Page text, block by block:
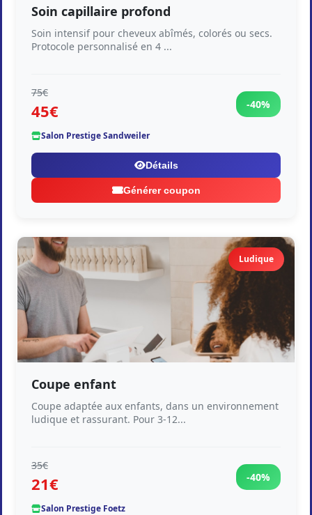
Soin capillaire profond
Soin intensif pour cheveux abîmés, colorés ou secs.
Protocole personnalisé en 4 ...
75€
45€ -40%
Salon Prestige Sandweiler
Détails
Générer coupon
Ludique
Coupe enfant
Coupe adaptée aux enfants, dans un environnement
ludique et rassurant. Pour 3-12...
35€
21€ -40%
Salon Prestige Foetz